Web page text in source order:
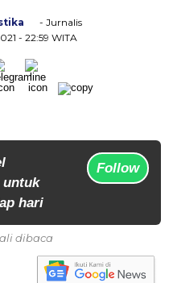
- Jurnalis
- 22:59 WITA
untuk
hari
Follow
dibaca